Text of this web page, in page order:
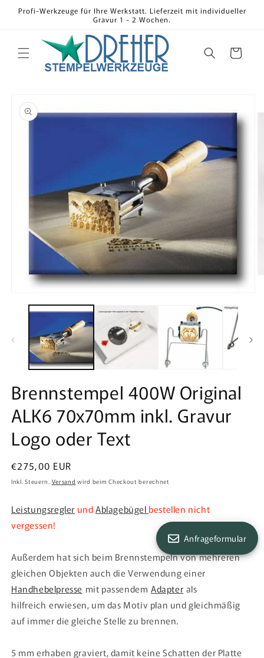
zum
Profi-Werkzeuge für Ihre Werkstatt. Lieferzeit mit individueller
Gravur 1 - 2 Wochen.
Warenkorb
Brennstempel 400W Original
ALK6 70x70mm inkl. Gravur
Logo oder Text
Normaler
Preis
€275,00 EUR
Inkl. Steuern. Versand wird beim Checkout berechnet
Leistungsregler undAblagebügel bestellen nicht
vergessen!
Außerdem hat sich beim Brennstempeln von mehreren
gleichen Objekten auch die Verwendung einer
Handhebelpresse mit passendemAdapter als
hilfreich erwiesen, um das Motiv plan und gleichmäßig
auf immer die gleiche Stelle zu brennen.
5 mm erhaben graviert, damit keine Schatten der Platte
Anfrageformular